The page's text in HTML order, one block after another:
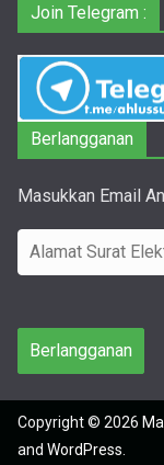
Join Telegram :
Berlangganan
Masukkan Email
l
m
t
S
u
Berlangganan
Copyright © 2026
and WordPress.